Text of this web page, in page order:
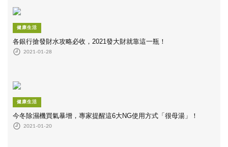
健康生活
各銀行搶發財水攻略必收，2021發大財就靠這一瓶！
2021-01-28
健康生活
今冬除濕機買氣暴增，專家提醒這6大NG使用方式「很母湯」！
2021-01-20